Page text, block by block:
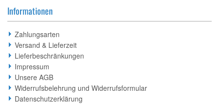
Informationen
Zahlungsarten
Versand & Lieferzeit
Lieferbeschränkungen
Impressum
Unsere AGB
Widerrufsbelehrung und Widerrufsformular
Datenschutzerklärung